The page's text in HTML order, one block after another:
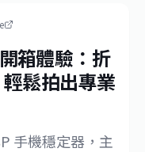
箱體驗：折
鬆拍出專業
手機穩定器，主